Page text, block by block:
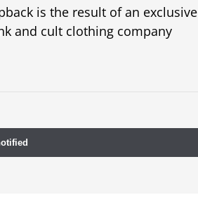
is the result of an exclusive
and cult clothing company